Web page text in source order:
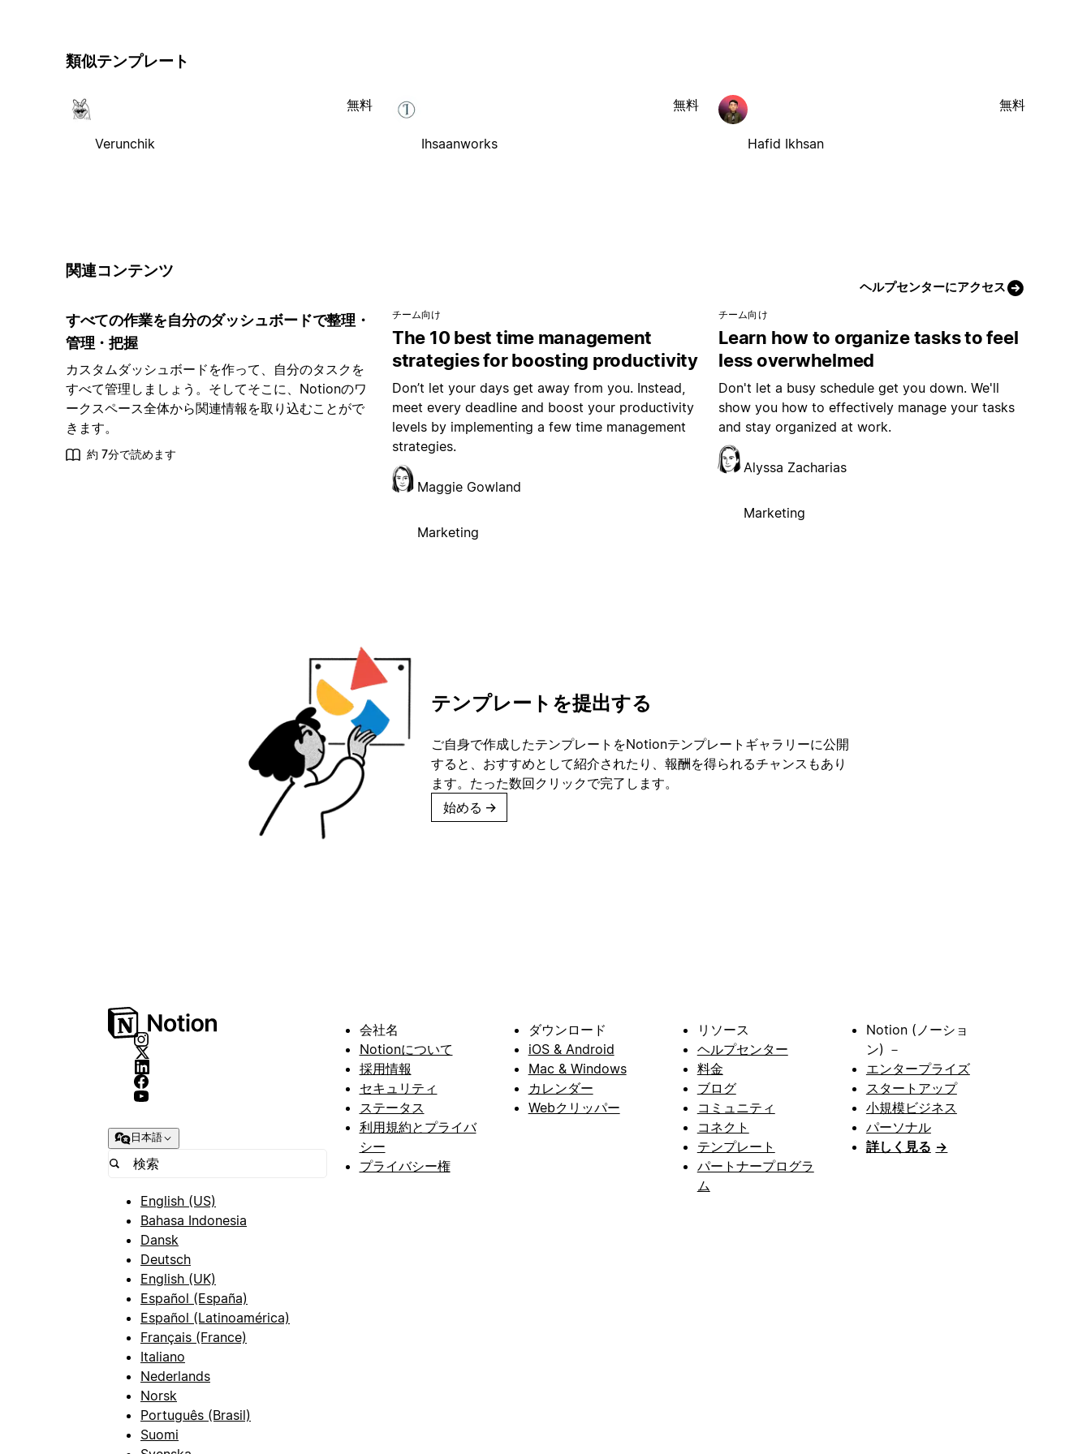
類似テンプレート
Verunchik
無料
Ihsaanworks
無料
Hafid Ikhsan
無料
関連コンテンツ
ヘルプセンターにアクセス
すべての作業を自分のダッシュボードで整理・
管理・把握
カスタムダッシュボードを作って、自分のタスクを
すべて管理しましょう。そしてそこに、Notionのワ
ークスペース全体から関連情報を取り込むことがで
きます。
約 7分で読めます
チーム向け
The 10 best time management
strategies for boosting productivity
Don’t let your days get away from you. Instead,
meet every deadline and boost your productivity
levels by implementing a few time management
strategies.
Maggie Gowland
Marketing
チーム向け
Learn how to organize tasks to feel
less overwhelmed
Don't let a busy schedule get you down. We'll
show you how to effectively manage your tasks
and stay organized at work.
Alyssa Zacharias
Marketing
テンプレートを提出する
ご自身で作成したテンプレートをNotionテンプレートギャラリーに公開
すると、おすすめとして紹介されたり、報酬を得られるチャンスもあり
ます。たった数回クリックで完了します。
始める →
日本語
English (US)
Bahasa Indonesia
Dansk
Deutsch
English (UK)
Español (España)
Español (Latinoamérica)
Français (France)
Italiano
Nederlands
Norsk
Português (Brasil)
Suomi
会社名
Notionについて
採用情報
セキュリティ
ステータス
利用規約とプライバ
シー
プライバシー権
ダウンロード
iOS & Android
Mac & Windows
カレンダー
Webクリッパー
リソース
ヘルプセンター
料金
ブログ
コミュニティ
コネクト
テンプレート
パートナープログラ
ム
Notion (ノーショ
ン) －
エンタープライズ
スタートアップ
小規模ビジネス
パーソナル
詳しく見る →